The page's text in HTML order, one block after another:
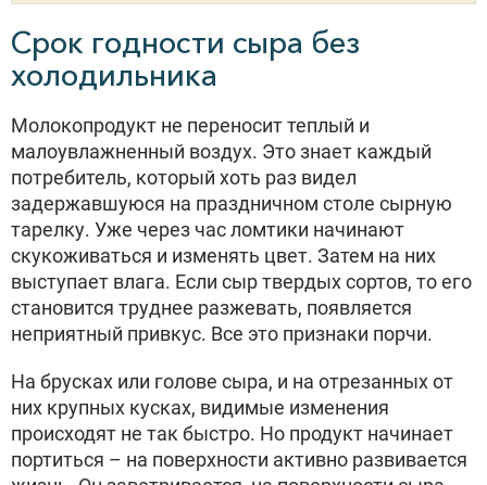
Срок годности сыра без
холодильника
Молокопродукт не переносит теплый и
малоувлажненный воздух. Это знает каждый
потребитель, который хоть раз видел
задержавшуюся на праздничном столе сырную
тарелку. Уже через час ломтики начинают
скукоживаться и изменять цвет. Затем на них
выступает влага. Если сыр твердых сортов, то его
становится труднее разжевать, появляется
неприятный привкус. Все это признаки порчи.
На брусках или голове сыра, и на отрезанных от
них крупных кусках, видимые изменения
происходят не так быстро. Но продукт начинает
портиться – на поверхности активно развивается